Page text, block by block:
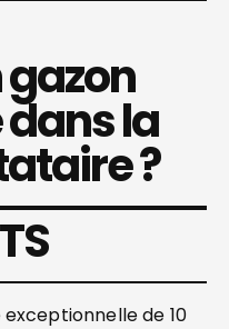
la
?
de 10